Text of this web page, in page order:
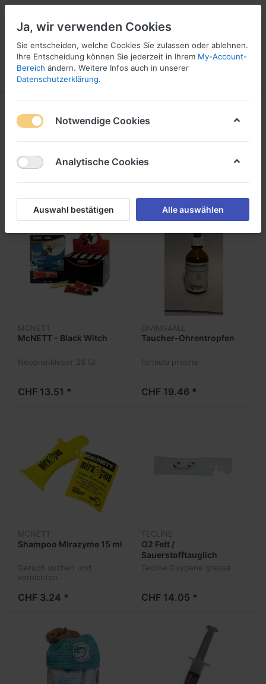
Menü Anmelden
16
Reinigung / Pflege
Filtern Sortieren
MCNETT
McNETT - Black Witch
Neoprenkleber 28 Gr.
CHF 13.51 *
DIVING4ALL
Taucher-Ohrentropfen
formula propria
CHF 19.46 *
MCNETT
Shampoo Mirazyme 15 ml
Geruch suchen und
vernichten.
CHF 3.24 *
TECLINE
O2 Fett /
Sauerstofftauglich
Tribolube 71
Tecline Oxygene grease
CHF 14.05 *
Ja, wir verwenden Cookies
Sie entscheiden, welche Cookies Sie zulassen oder ablehnen.
Ihre Entscheidung können Sie jederzeit in Ihrem My-Account-
Bereich ändern. Weitere Infos auch in unserer
Datenschutzerklärung.
Notwendige Cookies
Analytische Cookies
Auswahl bestätigen Alle auswählen